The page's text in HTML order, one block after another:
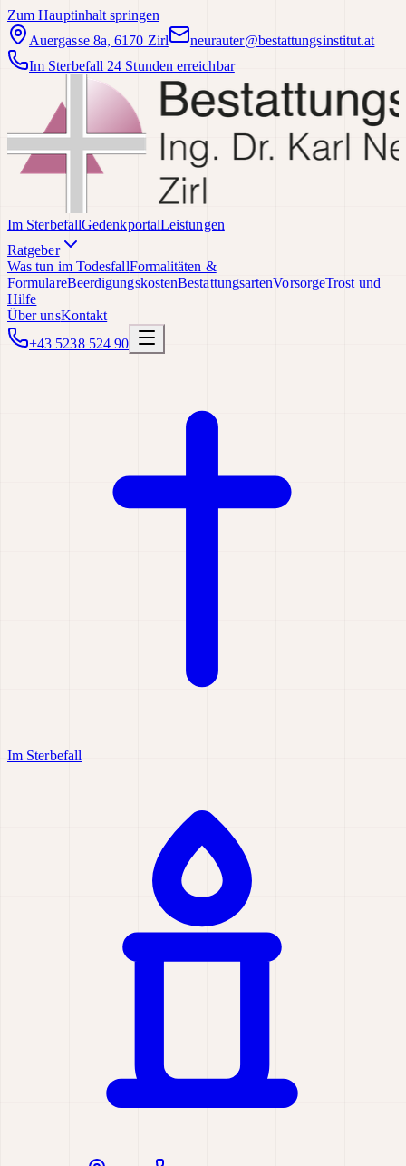
Zum Hauptinhalt springen
Auergasse 8a, 6170 Zirl
neurauter@bestattungsinstitut.at
Im Sterbefall 24 Stunden erreichbar
Im SterbefallGedenkportalLeistungen
Ratgeber
Was tun im TodesfallFormalitäten &
FormulareBeerdigungskostenBestattungsartenVorsorgeTrost und
Hilfe
Über unsKontakt
+43 5238 524 90
Im Sterbefall